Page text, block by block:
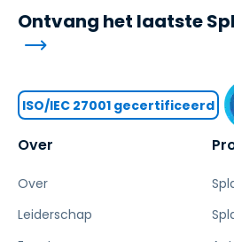
Over
Over
Leiderschap
Ontvang het laatste
ISO/IEC 27001 gecertificeerd